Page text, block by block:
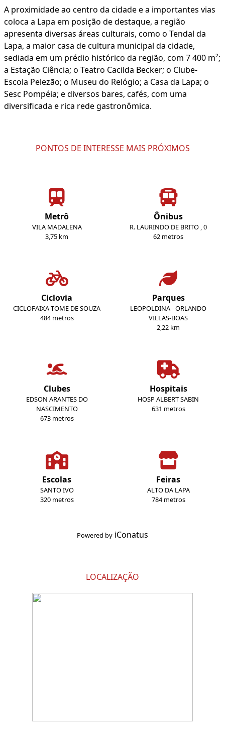
A proximidade ao centro da cidade e a importantes vias
coloca a Lapa em posição de destaque, a região
apresenta diversas áreas culturais, como o Tendal da
Lapa, a maior casa de cultura municipal da cidade,
sediada em um prédio histórico da região, com 7 400 m²;
a Estação Ciência; o Teatro Cacilda Becker; o Clube-
Escola Pelezão; o Museu do Relógio; a Casa da Lapa; o
Sesc Pompéia; e diversos bares, cafés, com uma
diversificada e rica rede gastronômica.
PONTOS DE INTERESSE MAIS PRÓXIMOS
Metrô
VILA MADALENA
3,75 km
Ônibus
R. LAURINDO DE BRITO , 0
62 metros
Ciclovia
CICLOFAIXA TOME DE SOUZA
484 metros
Parques
LEOPOLDINA - ORLANDO
VILLAS-BOAS
2,22 km
Clubes
EDSON ARANTES DO
NASCIMENTO
673 metros
Hospitais
HOSP ALBERT SABIN
631 metros
Escolas
SANTO IVO
320 metros
Feiras
ALTO DA LAPA
784 metros
Powered by iConatus
LOCALIZAÇÃO